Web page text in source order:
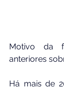
Motivo da
anteriores
Há mais de